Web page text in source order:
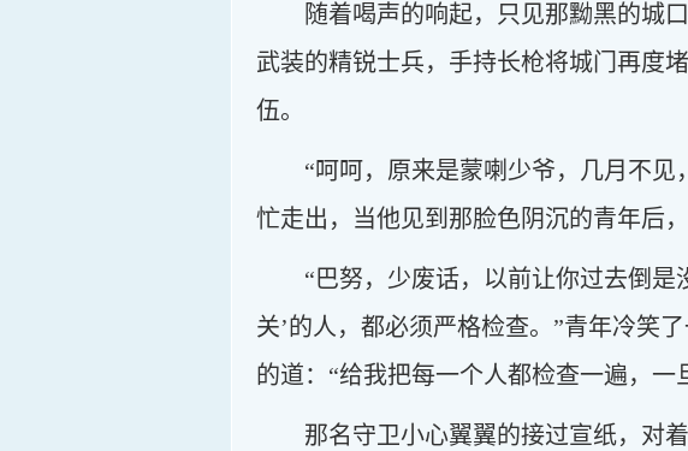
随着喝声的响起，只见那黝黑的城
武装的精锐士兵，手持长枪将城门再度
伍。
“呵呵，原来是蒙喇少爷，几月不
忙走出，当他见到那脸色阴沉的青年后
“巴努，少废话，以前让你过去倒
关’的人，都必须严格检查。”青年冷笑
的道：“给我把每一个人都检查一遍，
那名守卫小心翼翼的接过宣纸，对